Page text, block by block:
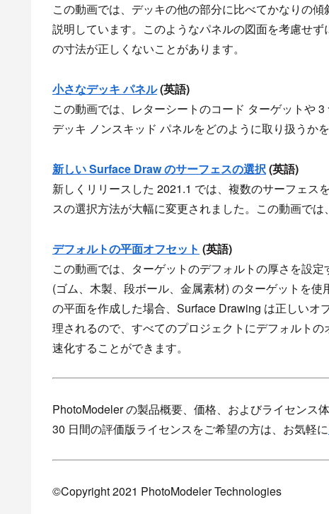
この動画では、デッキの他の部分に比べてかなりの
説明しています。このようなパネルの図面を考慮せ
の寸法が正しくないことがあります。
小さなデッキ パネル(英語)
この動画では、レターシートのコード ターゲットや
デッキ ノンスキッド パネルをどのように取り扱うかを
新しい Surface Draw のサーフェスの選択(英語)
新しくリリースした 2021.1 では、複数のサーフェス
スの選択方法が大幅に変更されました。この動画では
デフォルトの平面オフセット (英語)
この動画では、ターゲットのデフォルトの厚さを設
(ゴム、木製、段ボール、金属素材) のターゲットを
の平面を作成した場合、Surface Drawing は正しい
理されるので、すべてのプロジェクトにデフォルト
速化することができます。
PhotoModeler の製品概要、価格、およびライセンス体
30 日間の評価版ライセンスをご希望の方は、お気軽に
©Copyright 2021 PhotoModeler Technologies